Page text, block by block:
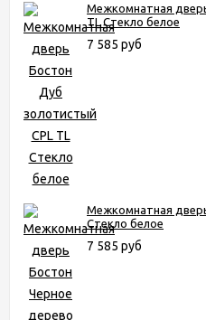
Межкомнатная
TL Стекло белое
7 585 руб
Межкомнатная
Стекло белое
7 585 руб